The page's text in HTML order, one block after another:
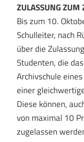
ZULASSUNG ZUM
Bis zum 10.
Schulleiter, nach
über die
Studenten, die
Archivschule
einer
Diese können,
von maximal 10
zugelassen